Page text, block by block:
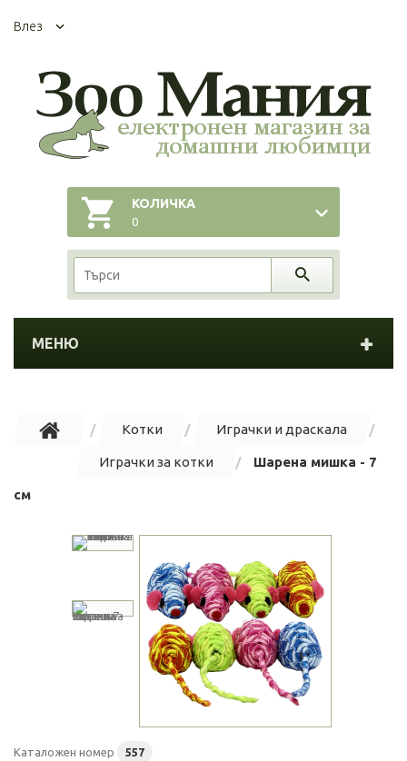
Влез
КОЛИЧКА
0
МЕНЮ
Котки Играчки и драскала
Играчки за котки Шарена мишка - 7
см
Каталожен номер 557